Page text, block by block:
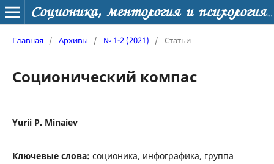
Соционика, ментология и психология личности
Главная / Архивы / № 1-2 (2021) / Статьи
Соционический компас
Yurii P. Minaiev
Ключевые слова: соционика, инфографика, группа